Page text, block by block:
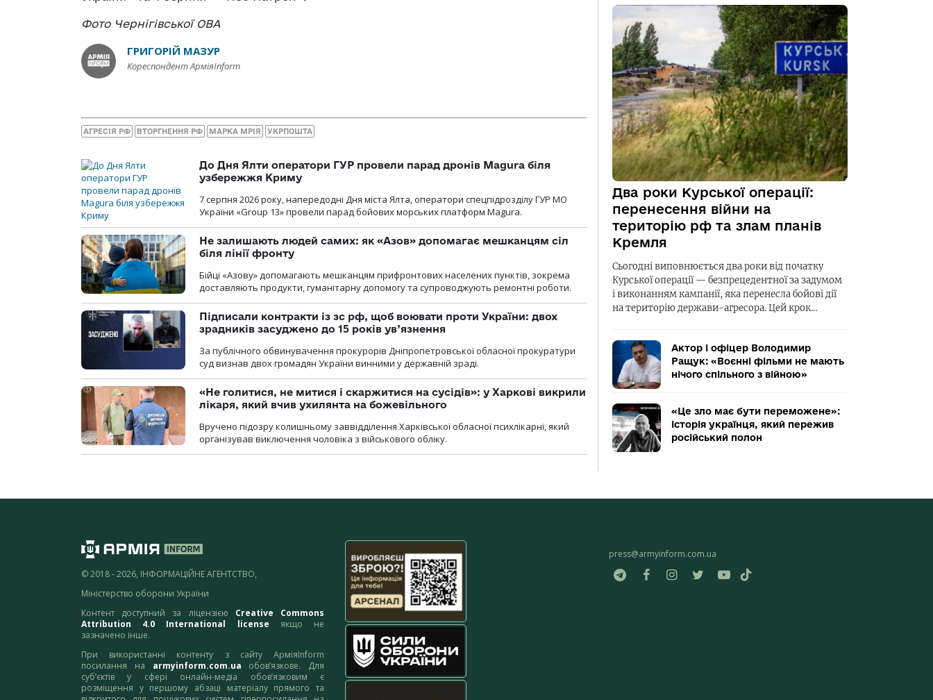
Фото Чернігівської ОВА
ГРИГОРІЙ МАЗУР
Кореспондент АрміяInform
АГРЕСІЯ РФ ВТОРГНЕННЯ РФ МАРКА МРІЯ УКРПОШТА
До Дня Ялти оператори ГУР провели парад дронів Magura біля
узбережжя Криму
7 серпня 2026 року, напередодні Дня міста Ялта, оператори спецпідрозділу ГУР МО
України «Group 13» провели парад бойових морських платформ Magura.
Не залишають людей самих: як «Азов» допомагає мешканцям сіл
біля лінії фронту
Бійці «Азову» допомагають мешканцям прифронтових населених пунктів, зокрема
доставляють продукти, гуманітарну допомогу та супроводжують ремонтні роботи.
Підписали контракти із зс рф, щоб воювати проти України: двох
зрадників засуджено до 15 років ув’язнення
За публічного обвинувачення прокурорів Дніпропетровської обласної прокуратури
суд визнав двох громадян України винними у державній зраді.
«Не голитися, не митися і скаржитися на сусідів»: у Харкові викрили
лікаря, який вчив ухилянта на божевільного
Вручено підозру колишньому заввідділення Харківської обласної психлікарні, який
організував виключення чоловіка з військового обліку.
Два роки Курської операції:
перенесення війни на
територію рф та злам планів
Кремля
Сьогодні виповнюється два роки від початку
Курської операції — безпрецедентної за задумом
і виконанням кампанії, яка перенесла бойові дії
на територію держави-агресора. Цей крок…
Актор і офіцер Володимир
Ращук: «Воєнні фільми не мають
нічого спільного з війною»
«Це зло має бути переможене»:
історія українця, який пережив
російський полон
© 2018 - 2026, ІНФОРМАЦІЙНЕ АГЕНТСТВО,
Міністерство оборони України
Контент доступний за ліцензією Creative Commons
Attribution 4.0 International license якщо не
зазначено інше.
При використанні контенту з сайту АрміяInform
посилання на armyinform.com.ua обов’язкове. Для
суб’єктів у сфері онлайн-медіа обов’язковим є
розміщення у першому абзаці матеріалу прямого та
press@armyinform.com.ua